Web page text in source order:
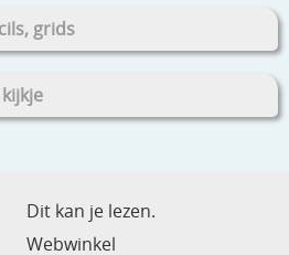
grids
Dit kan je lezen.
Webwinkel